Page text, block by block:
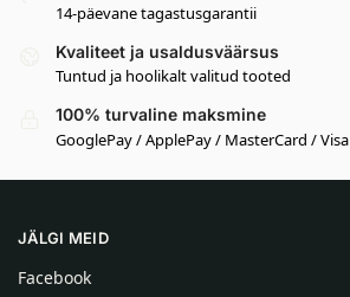
14-päevane tagastusgarantii
Kvaliteet ja usaldusväärsus
Tuntud ja hoolikalt valitud tooted
100% turvaline maksmine
GooglePay / ApplePay / MasterCard / Visa
JÄLGI MEID
Facebook